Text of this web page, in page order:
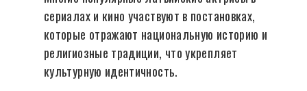
сериалах и кино участвуют в постановках,
которые отражают национальную историю и
религиозные традиции, что укрепляет
культурную идентичность.